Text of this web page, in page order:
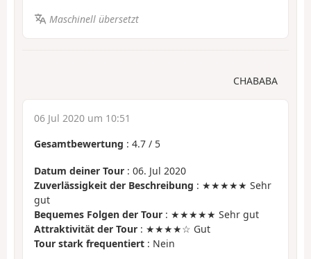
Maschinell übersetzt
CHABABA
06 Jul 2020 um 10:51
Gesamtbewertung : 4.7 / 5
Datum deiner Tour : 06. Jul 2020
Zuverlässigkeit der Beschreibung : ★★★★★ Sehr
gut
Bequemes Folgen der Tour : ★★★★★ Sehr gut
Attraktivität der Tour : ★★★★☆ Gut
Tour stark frequentiert : Nein